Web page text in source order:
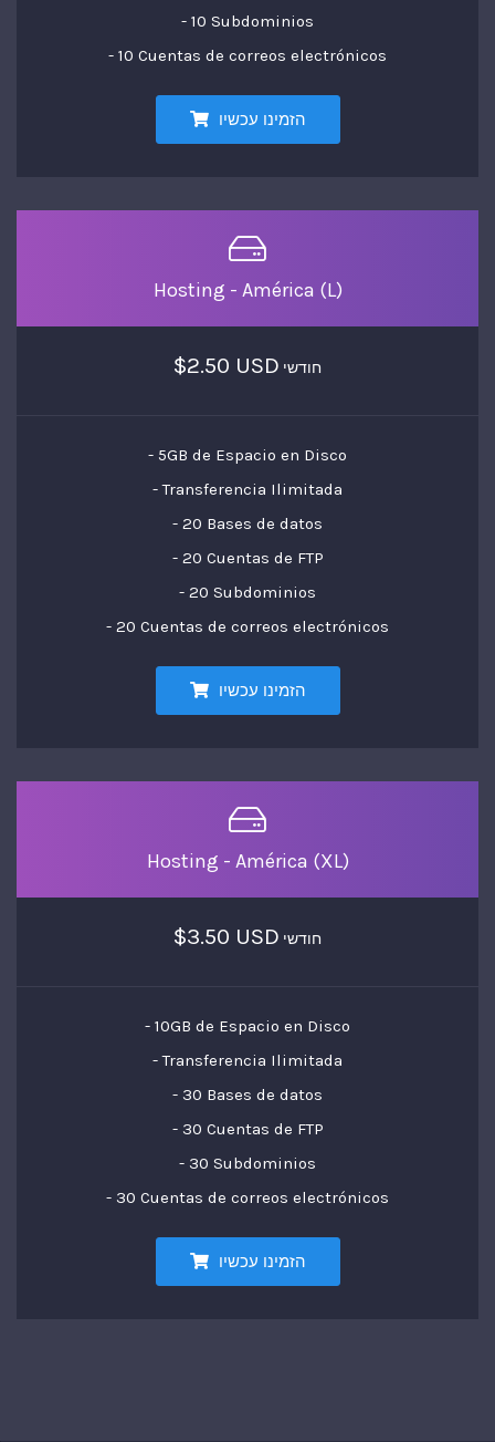
- 10 Subdominios
- 10 Cuentas de correos electrónicos
הזמינו עכשיו
Hosting - América (L)
$2.50 USD חודשי
- 5GB de Espacio en Disco
- Transferencia Ilimitada
- 20 Bases de datos
- 20 Cuentas de FTP
- 20 Subdominios
- 20 Cuentas de correos electrónicos
הזמינו עכשיו
Hosting - América (XL)
$3.50 USD חודשי
- 10GB de Espacio en Disco
- Transferencia Ilimitada
- 30 Bases de datos
- 30 Cuentas de FTP
- 30 Subdominios
- 30 Cuentas de correos electrónicos
הזמינו עכשיו